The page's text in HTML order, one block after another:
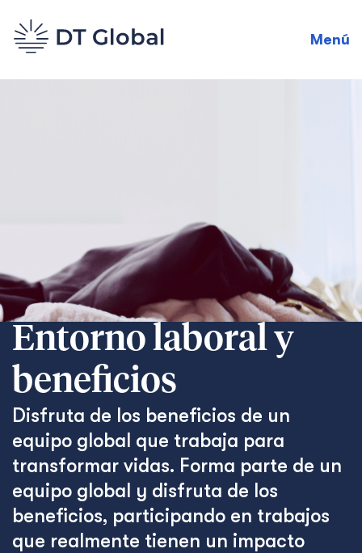
Menú
Entorno laboral y
beneficios
Disfruta de los beneficios de un
equipo global que trabaja para
transformar vidas. Forma parte de un
equipo global y disfruta de los
beneficios, participando en trabajos
que realmente tienen un impacto